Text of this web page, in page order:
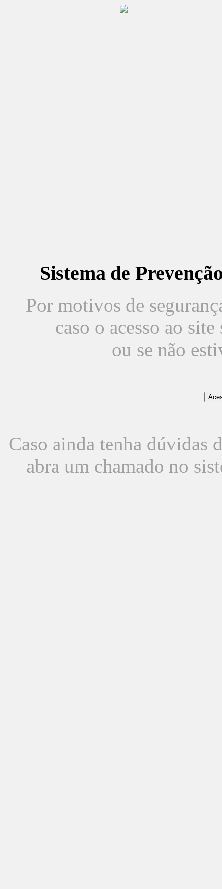
Sistema de
Por motivos de
caso o acesso ao
ou se não
Caso ainda tenha dúvidas
abra um chamado no